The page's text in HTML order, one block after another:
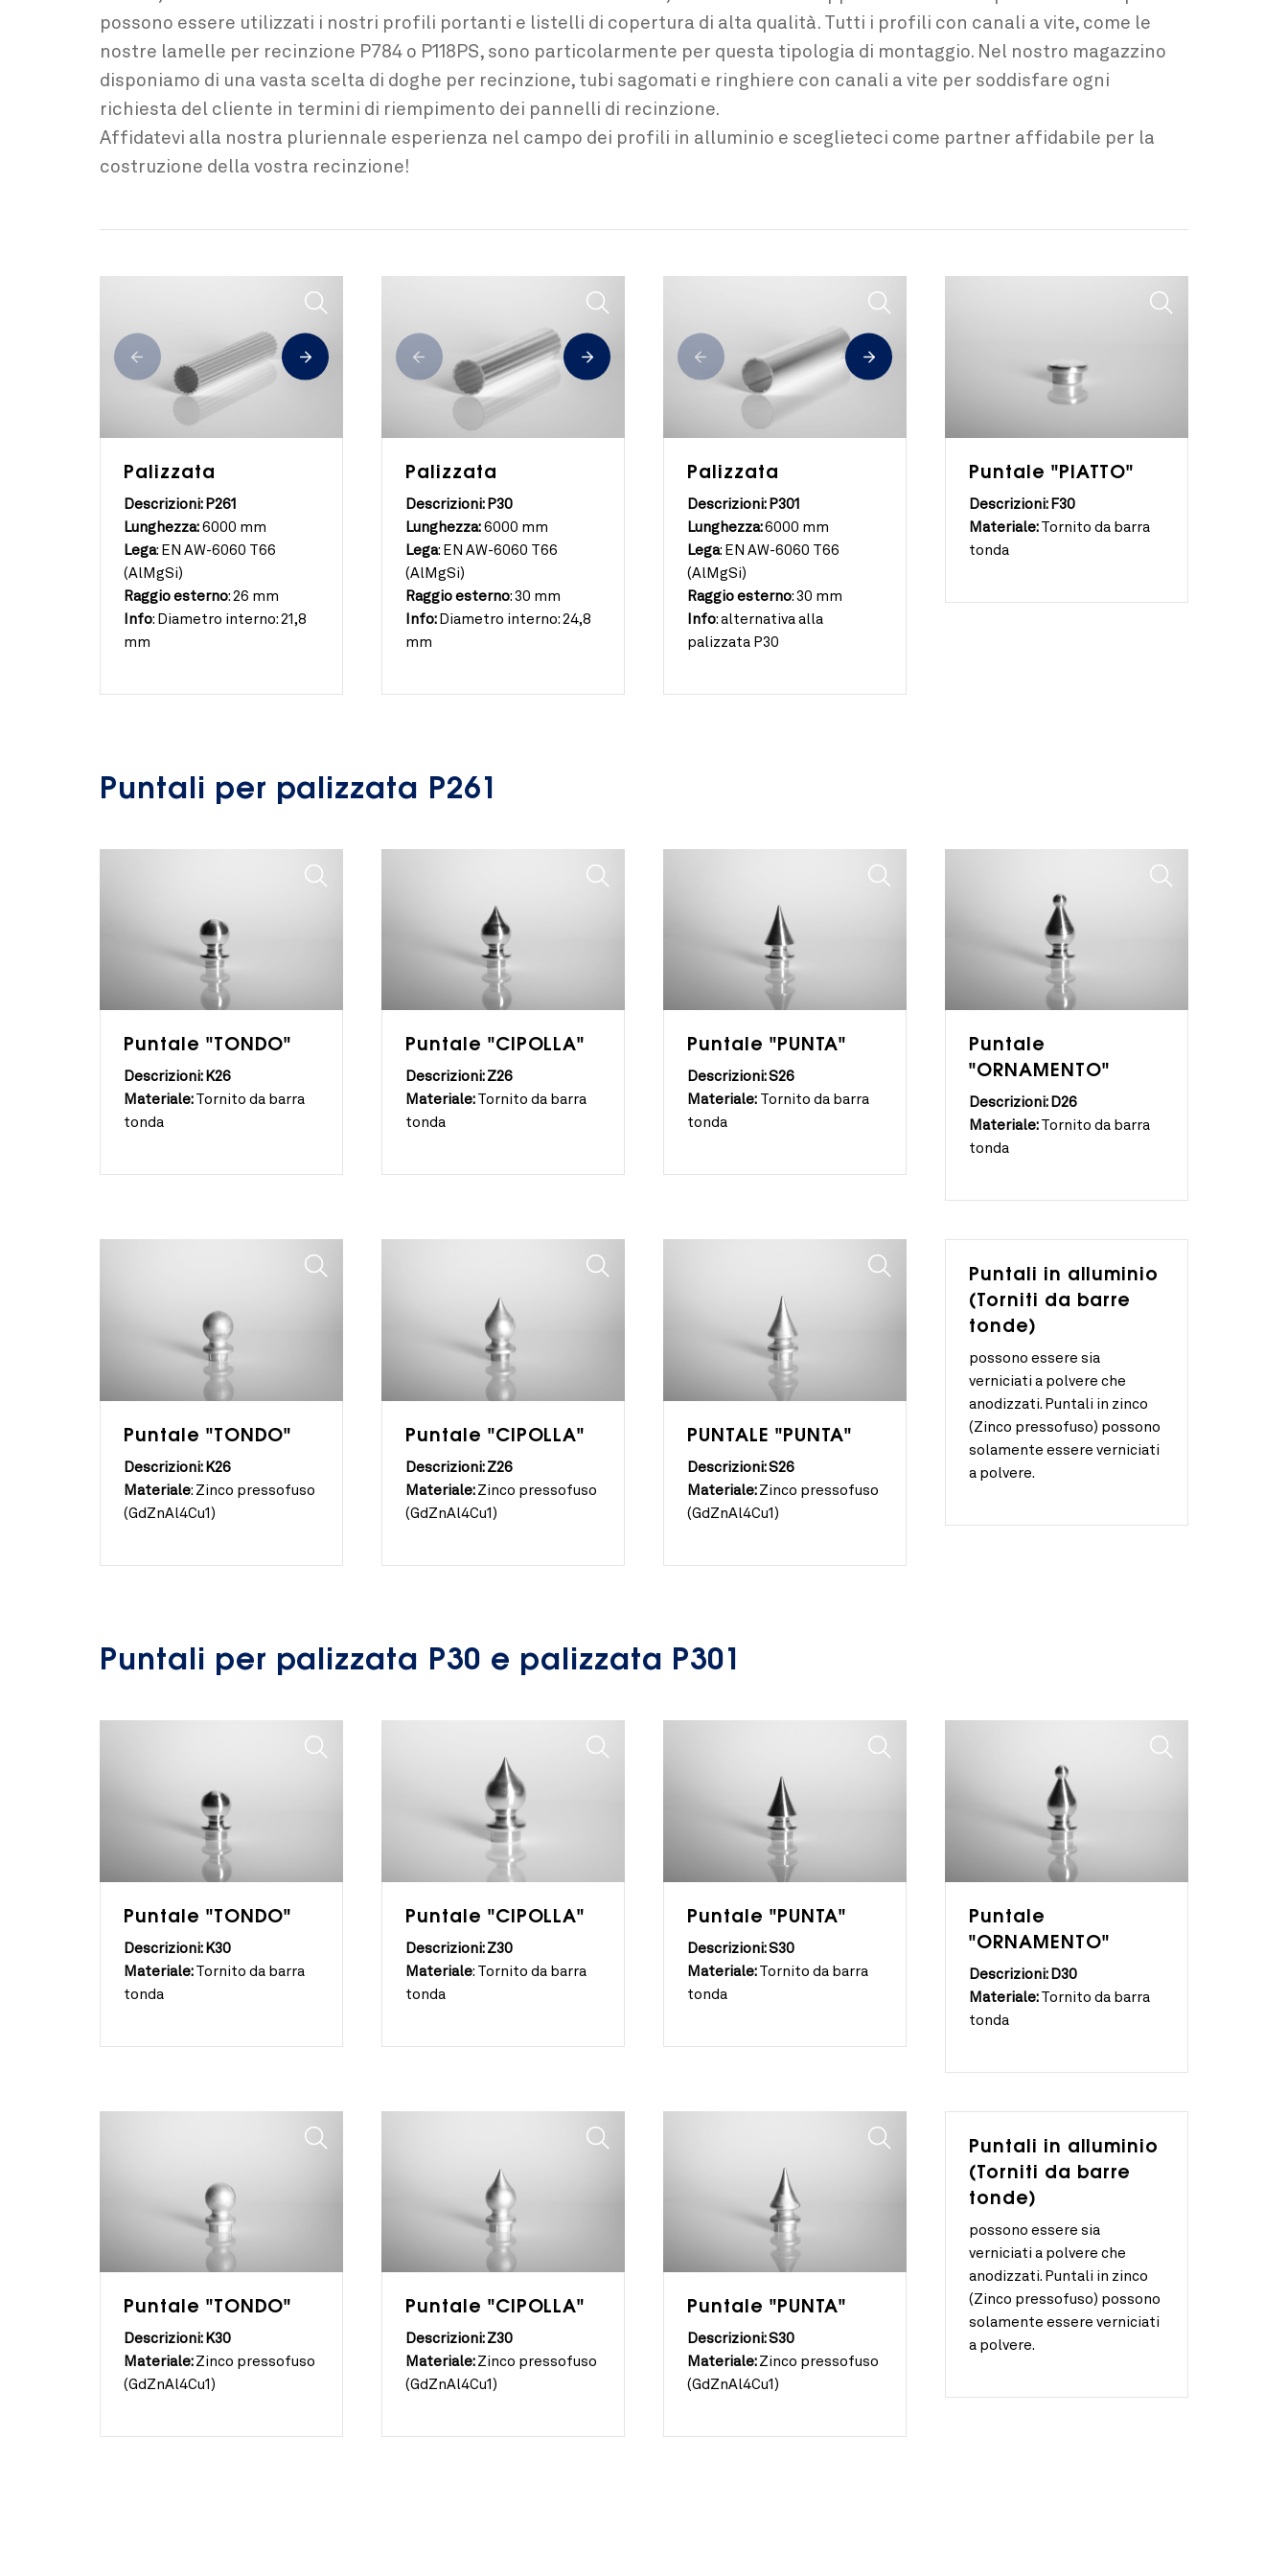
possono essere utilizzati i nostri profili portanti e listelli di copertura di alta qualità. Tutti i profili con canali a vite, come le
nostre lamelle per recinzione P784 o P118PS, sono particolarmente per questa tipologia di montaggio. Nel nostro magazzino
disponiamo di una vasta scelta di doghe per recinzione, tubi sagomati e ringhiere con canali a vite per soddisfare ogni
richiesta del cliente in termini di riempimento dei pannelli di recinzione.
Affidatevi alla nostra pluriennale esperienza nel campo dei profili in alluminio e sceglieteci come partner affidabile per la
costruzione della vostra recinzione!
Palizzata
Descrizioni: P261
Lunghezza: 6000 mm
Lega: EN AW-6060 T66
(AlMgSi)
Raggio esterno: 26 mm
Info: Diametro interno: 21,8
mm
Palizzata
Descrizioni: P30
Lunghezza: 6000 mm
Lega: EN AW-6060 T66
(AlMgSi)
Raggio esterno: 30 mm
Info: Diametro interno: 24,8
mm
Palizzata
Descrizioni: P301
Lunghezza: 6000 mm
Lega: EN AW-6060 T66
(AlMgSi)
Raggio esterno: 30 mm
Info: alternativa alla
palizzata P30
Puntale "PIATTO"
Descrizioni: F30
Materiale: Tornito da barra
tonda
Puntali per palizzata P261
Puntale "TONDO"
Descrizioni: K26
Materiale: Tornito da barra
tonda
Puntale "CIPOLLA"
Descrizioni: Z26
Materiale: Tornito da barra
tonda
Puntale "PUNTA"
Descrizioni: S26
Materiale: Tornito da barra
tonda
Puntale
"ORNAMENTO"
Descrizioni: D26
Materiale: Tornito da barra
tonda
Puntale "TONDO"
Descrizioni: K26
Materiale: Zinco pressofuso
(GdZnAl4Cu1)
Puntale "CIPOLLA"
Descrizioni: Z26
Materiale: Zinco pressofuso
(GdZnAl4Cu1)
PUNTALE "PUNTA"
Descrizioni: S26
Materiale: Zinco pressofuso
(GdZnAl4Cu1)
Puntali in alluminio
(Torniti da barre
tonde)
possono essere sia
verniciati a polvere che
anodizzati. Puntali in zinco
(Zinco pressofuso) possono
solamente essere verniciati
a polvere.
Puntali per palizzata P30 e palizzata P301
Puntale "TONDO"
Descrizioni: K30
Materiale: Tornito da barra
tonda
Puntale "CIPOLLA"
Descrizioni: Z30
Materiale: Tornito da barra
tonda
Puntale "PUNTA"
Descrizioni: S30
Materiale: Tornito da barra
tonda
Puntale
"ORNAMENTO"
Descrizioni: D30
Materiale: Tornito da barra
tonda
Puntale "TONDO"
Descrizioni: K30
Materiale: Zinco pressofuso
(GdZnAl4Cu1)
Puntale "CIPOLLA"
Descrizioni: Z30
Materiale: Zinco pressofuso
(GdZnAl4Cu1)
Puntale "PUNTA"
Descrizioni: S30
Materiale: Zinco pressofuso
(GdZnAl4Cu1)
Puntali in alluminio
(Torniti da barre
tonde)
possono essere sia
verniciati a polvere che
anodizzati. Puntali in zinco
(Zinco pressofuso) possono
solamente essere verniciati
a polvere.